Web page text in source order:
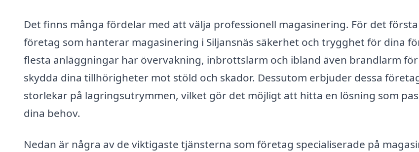
Det finns många fördelar med att välja professionell magasinering. För det
företag som hanterar magasinering i Siljansnäs säkerhet och trygghet för dina
flesta anläggningar har övervakning, inbrottslarm och ibland även brandlarm
skydda dina tillhörigheter mot stöld och skador. Dessutom erbjuder dessa
storlekar på lagringsutrymmen, vilket gör det möjligt att hitta en lösning som
dina behov.
Nedan är några av de viktigaste tjänsterna som företag specialiserade på